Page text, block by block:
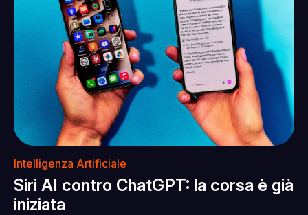
Intelligenza Artificiale
Siri AI contro ChatGPT: la corsa è già
iniziata